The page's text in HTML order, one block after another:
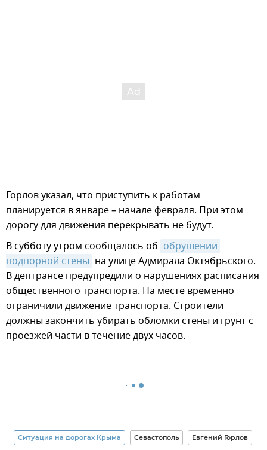
Горлов указал, что приступить к работам
планируется в январе – начале февраля. При этом
дорогу для движения перекрывать не будут.
В субботу утром сообщалось об обрушении
подпорной стены на улице Адмирала Октябрьского.
В дептрансе предупредили о нарушениях расписания
общественного транспорта. На месте временно
ограничили движение транспорта. Строители
должны закончить убирать обломки стены и грунт с
проезжей части в течение двух часов.
Ситуация на дорогах Крыма Севастополь Евгений Горлов